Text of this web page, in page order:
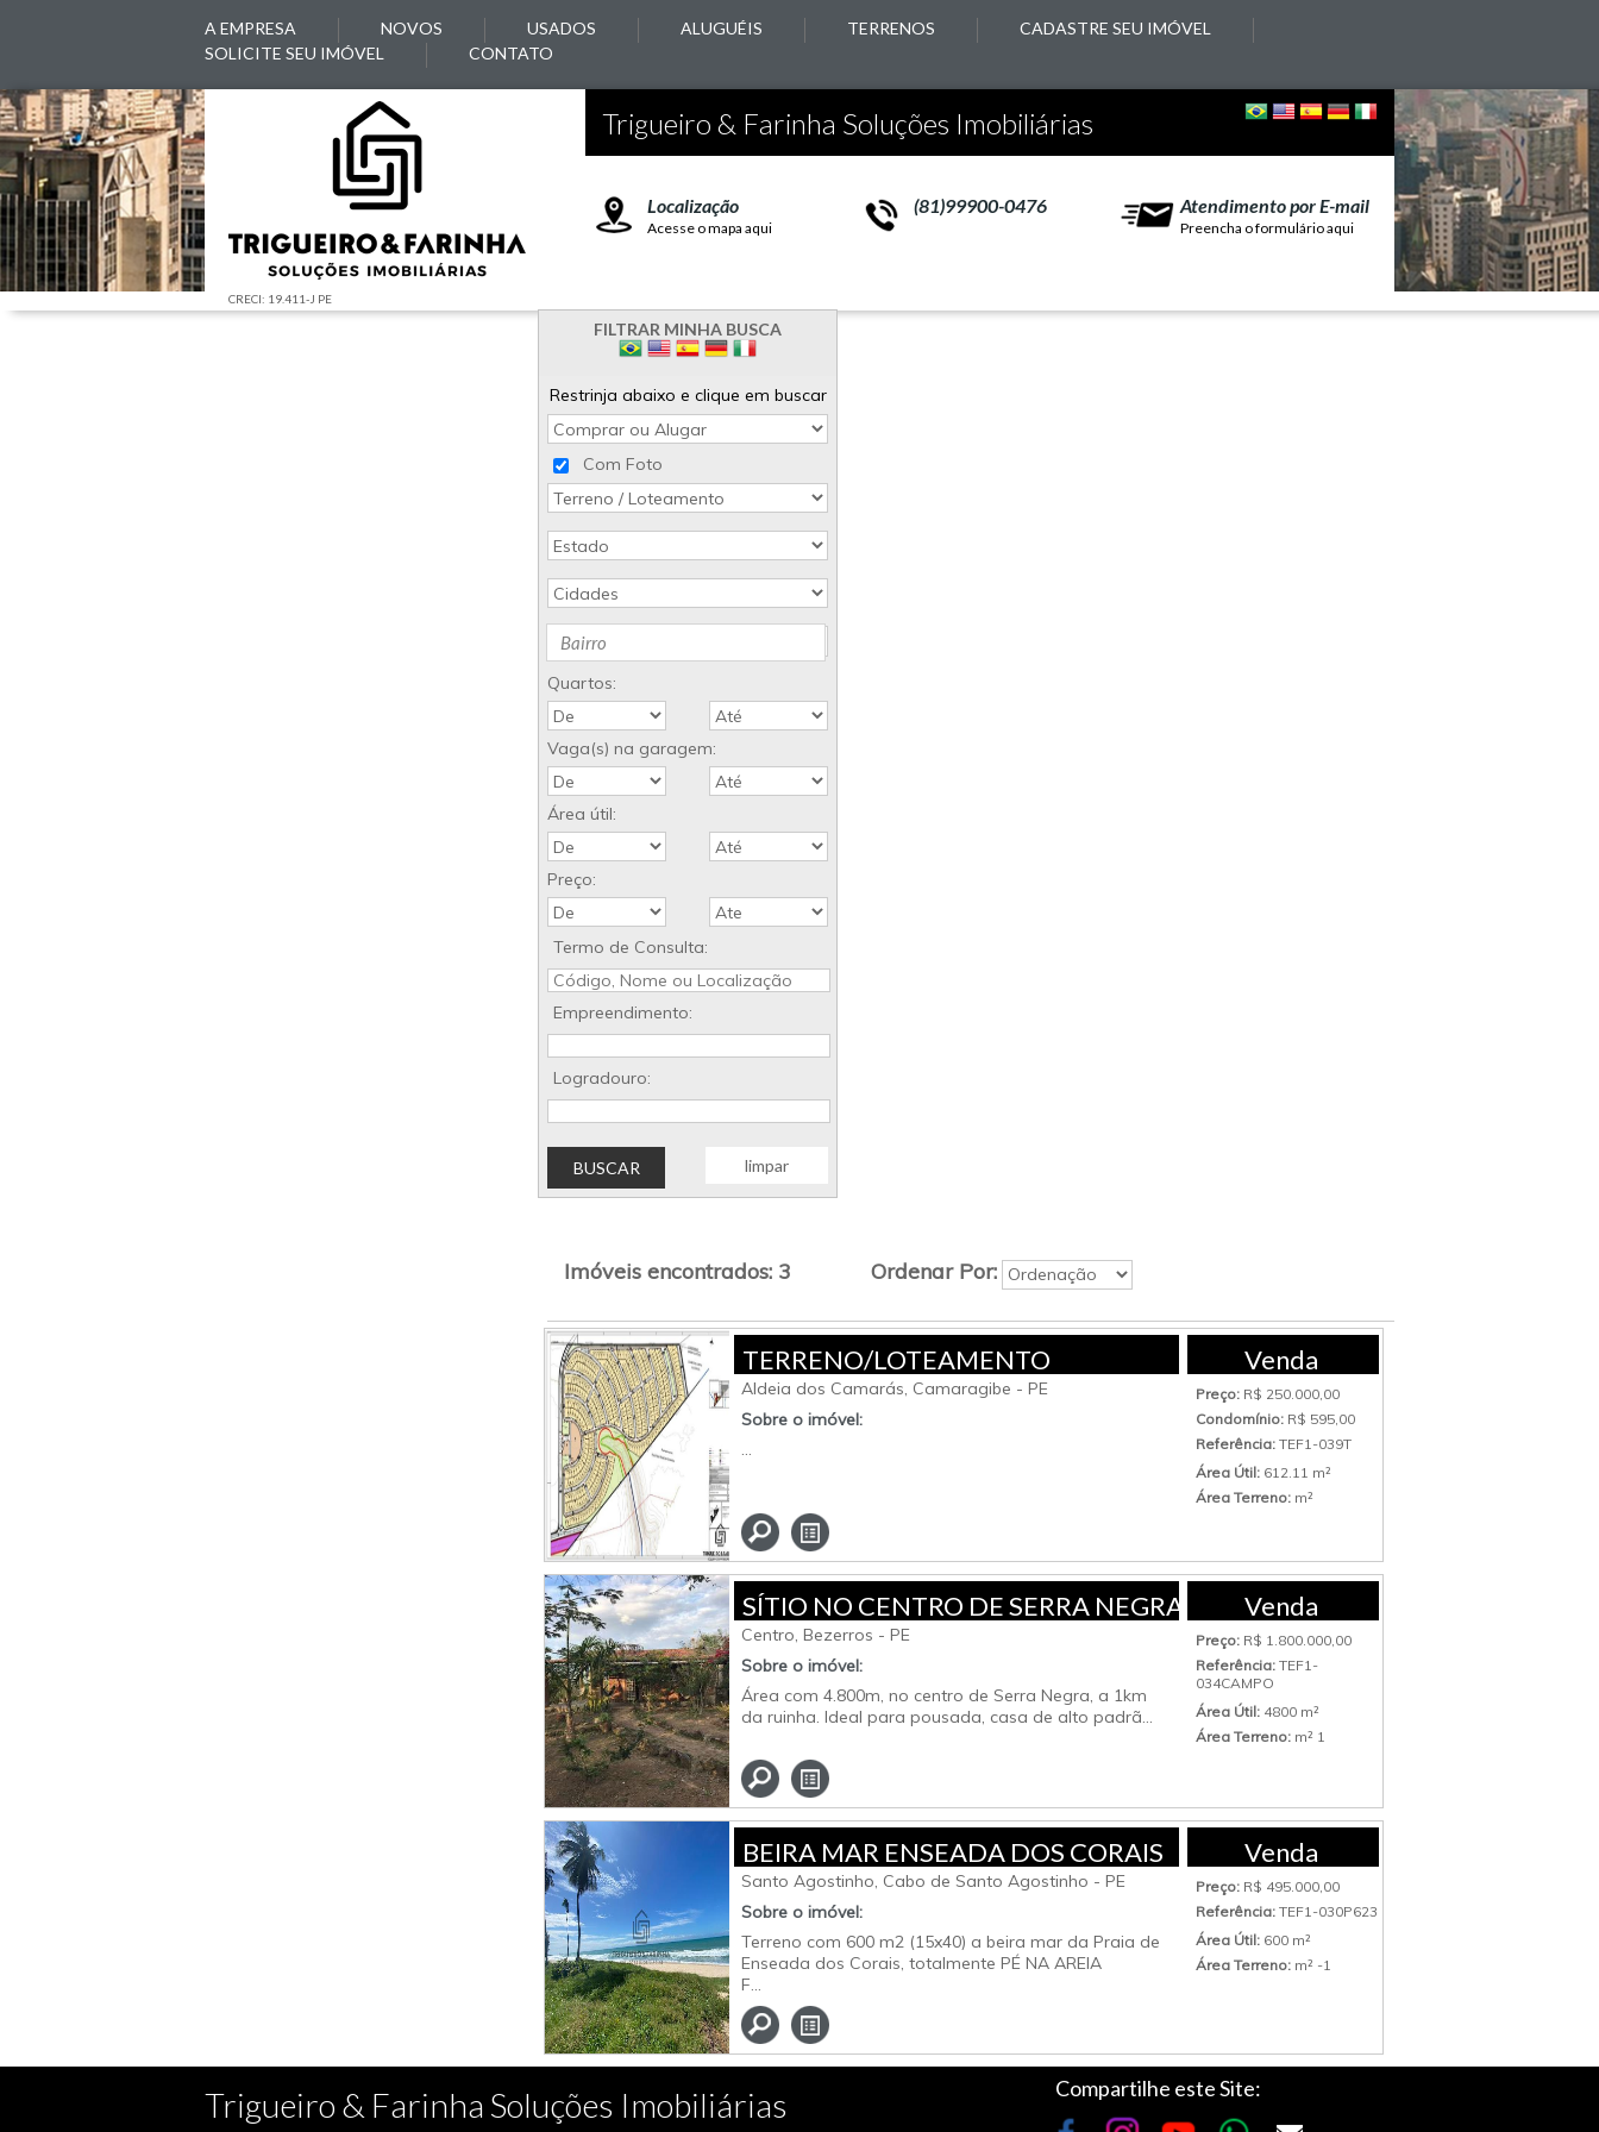
A EMPRESA NOVOS USADOS ALUGUÉIS TERRENOS
CADASTRE SEU IMÓVEL
SOLICITE SEU IMÓVEL
CONTATO
Trigueiro & Farinha Soluções Imobiliárias
CRECI: 19.411-J PE
Localização
Acesse o mapa aqui
(81)99900-0476 Atendimento por E-mail
Preencha o formulário aqui
FILTRAR MINHA BUSCA
Restrinja abaixo e clique em buscar
Com Foto
Bairro
Quartos:
Vaga(s) na garagem:
Área útil:
Preço:
Termo de Consulta:
Empreendimento:
Logradouro:
limpar
Imóveis encontrados: 3 Ordenar Por:
TERRENO/LOTEAMENTO
Aldeia dos Camarás, Camaragibe - PE
Sobre o imóvel:
...
Venda
Preço: R$ 250.000,00
Condomínio:R$ 595,00
Referência: TEF1-039T
Área Útil:612.11 m²
Área Terreno:m²
SÍTIO NO CENTRO DE SERRA NEGRA
- BEZERROS/PE
Centro, Bezerros - PE
Sobre o imóvel:
Área com 4.800m, no centro de Serra Negra, a 1km
da ruinha. Ideal para pousada, casa de alto padrã...
Venda
Preço: R$ 1.800.000,00
Referência: TEF1-
034CAMPO
Área Útil:4800 m²
Área Terreno:m² 1
BEIRA MAR ENSEADA DOS CORAIS
Santo Agostinho, Cabo de Santo Agostinho - PE
Sobre o imóvel:
Terreno com 600 m2 (15x40) a beira mar da Praia de
Enseada dos Corais, totalmente PÉ NA AREIA
F...
Venda
Preço: R$ 495.000,00
Referência: TEF1-030P623
Área Útil:600 m²
Área Terreno:m² -1
Trigueiro & Farinha Soluções Imobiliárias Compartilhe este Site: